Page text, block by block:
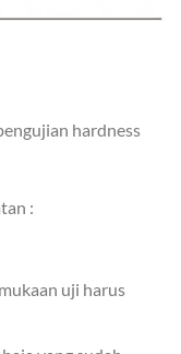
hardness
:
uji harus